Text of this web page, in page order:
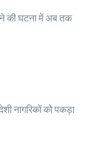
की घटना में अब तक
नागरिकों को पकड़ा